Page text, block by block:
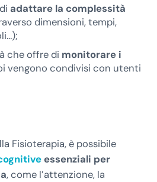
adattare la complessità
dimensioni, tempi,
che offre di monitorare i
vengono condivisi con utenti
Fisioterapia, è possibile
essenziali per
, come l’attenzione, la